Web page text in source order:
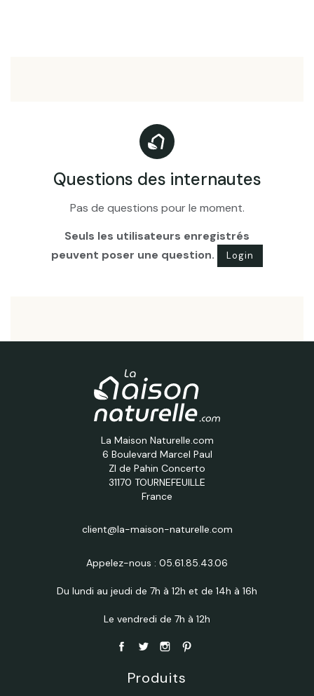
Questions des internautes
Pas de questions pour le moment.
Seuls les utilisateurs enregistrés
peuvent poser une question.
Login
La Maison Naturelle.com
6 Boulevard Marcel Paul
ZI de Pahin Concerto
31170 TOURNEFEUILLE
France
client@la-maison-naturelle.com
Appelez-nous : 05.61.85.43.06
Du lundi au jeudi de 7h à 12h et de 14h à 16h
Le vendredi de 7h à 12h
Produits